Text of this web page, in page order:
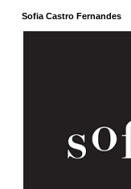
Sofia Castro Fernandes